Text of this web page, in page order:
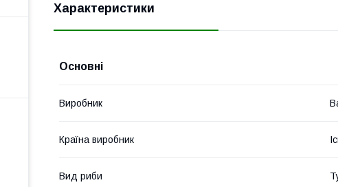
Характеристики
Основні
Виробник
Країна виробник
Вид риби